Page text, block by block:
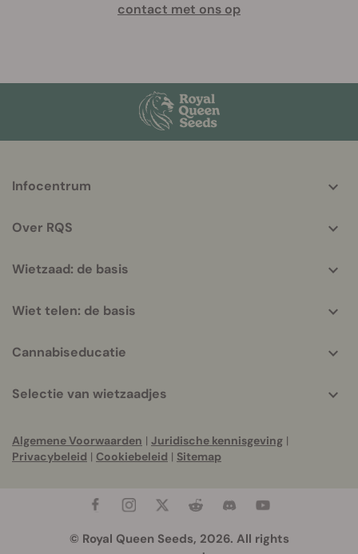
contact met ons op
helpful
Infocentrum
Over RQS
Wietzaad: de basis
Wiet telen: de basis
Cannabiseducatie
Selectie van wietzaadjes
Algemene Voorwaarden | Juridische kennisgeving |
Privacybeleid | Cookiebeleid | Sitemap
© Royal Queen Seeds, 2026. All rights